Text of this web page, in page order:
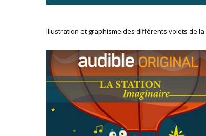
Illustration et graphisme des différents volets de